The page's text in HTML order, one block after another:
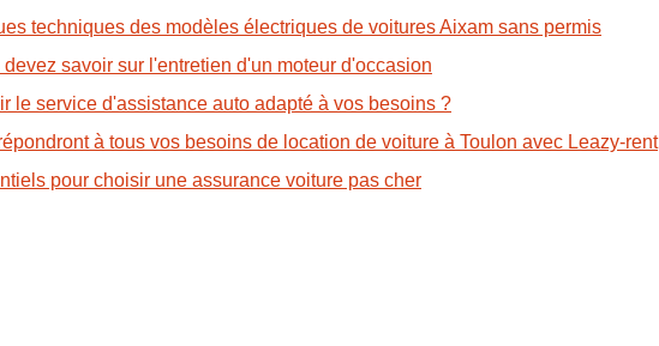
techniques des modèles électriques de voitures Aixam sans permis
devez savoir sur l'entretien d'un moteur d'occasion
le service d'assistance auto adapté à vos besoins ?
à tous vos besoins de location de voiture à Toulon avec Leazy-rent
pour choisir une assurance voiture pas cher